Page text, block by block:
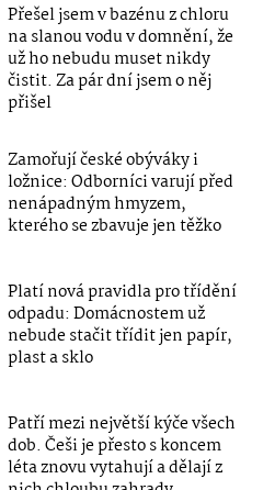
Přešel jsem v bazénu z chloru
na slanou vodu v domnění, že
už ho nebudu muset nikdy
čistit. Za pár dní jsem o něj
přišel
Zamořují české obýváky i
ložnice: Odborníci varují před
nenápadným hmyzem,
kterého se zbavuje jen těžko
Platí nová pravidla pro třídění
odpadu: Domácnostem už
nebude stačit třídit jen papír,
plast a sklo
Patří mezi největší kýče všech
dob. Češi je přesto s koncem
léta znovu vytahují a dělají z